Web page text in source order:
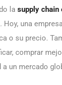
la supply chain
. Hoy, una
o su precio.
comprar
un mercado